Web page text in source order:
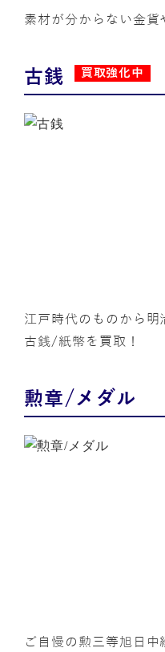
素材が分からない金貨
古銭 買取強化中
江戸時代のものから明
古銭/紙幣を買取！
勲章/メダル
ご自慢の勲三等旭日